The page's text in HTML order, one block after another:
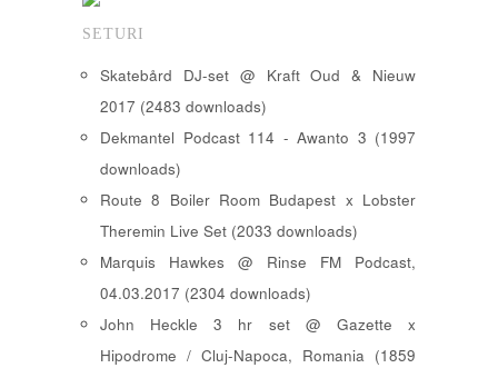
SETURI
Skatebård DJ-set @ Kraft Oud & Nieuw
2017 (2483 downloads)
Dekmantel Podcast 114 - Awanto 3 (1997
downloads)
Route 8 Boiler Room Budapest x Lobster
Theremin Live Set (2033 downloads)
Marquis Hawkes @ Rinse FM Podcast,
04.03.2017 (2304 downloads)
John Heckle 3 hr set @ Gazette x
Hipodrome / Cluj-Napoca, Romania (1859